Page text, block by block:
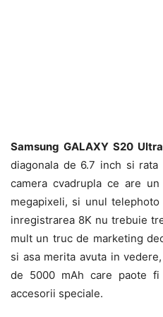
Samsung GALAXY S20 Ultra
diagonala de 6.7 inch si
camera cvadrupla ce are
megapixeli, si unul
inregistrarea 8K nu trebuie
mult un truc de marketing
si asa merita avuta in
de 5000 mAh care paote
accesorii speciale.